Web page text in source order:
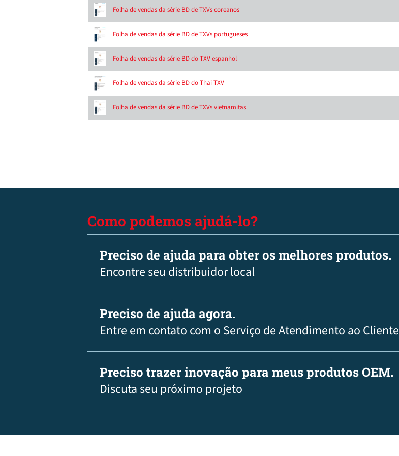
Folha de vendas da série BD de TXVs coreanos
Folha de vendas da série BD de TXVs portugueses
Folha de vendas da série BD do TXV espanhol
Folha de vendas da série BD do Thai TXV
Folha de vendas da série BD de TXVs vietnamitas
Como podemos ajudá-lo?
Preciso de ajuda para obter os melhores produtos.
Encontre seu distribuidor local
Preciso de ajuda agora.
Entre em contato com o Serviço de Atendimento ao Cliente
Preciso trazer inovação para meus produtos OEM.
Discuta seu próximo projeto